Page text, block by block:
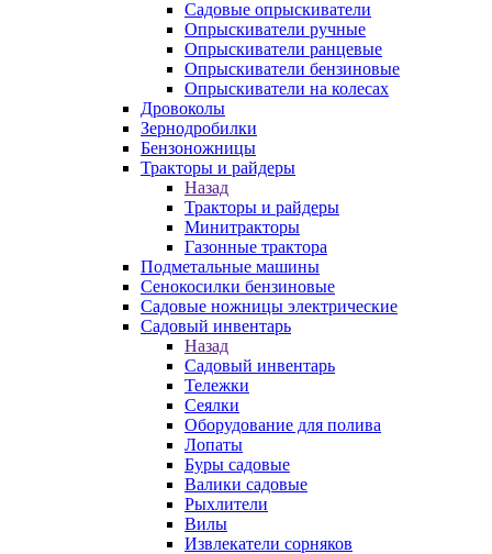
Садовые опрыскиватели
Опрыскиватели ручные
Опрыскиватели ранцевые
Опрыскиватели бензиновые
Опрыскиватели на колесах
Дровоколы
Зернодробилки
Бензоножницы
Тракторы и райдеры
Назад
Тракторы и райдеры
Минитракторы
Газонные трактора
Подметальные машины
Сенокосилки бензиновые
Садовые ножницы электрические
Садовый инвентарь
Назад
Садовый инвентарь
Тележки
Сеялки
Оборудование для полива
Лопаты
Буры садовые
Валики садовые
Рыхлители
Вилы
Извлекатели сорняков